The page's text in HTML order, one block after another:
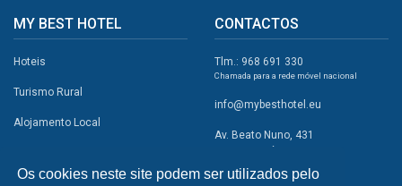
Os cookies neste site podem ser utilizados pelo
MY BEST HOTEL
Hoteis
Turismo Rural
Alojamento Local
CONTACTOS
Tlm.: 968 691 330
Chamada para a rede móvel nacional
info@mybesthotel.eu
Av. Beato Nuno, 431